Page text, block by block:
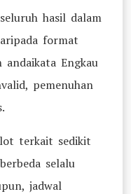
hasil dalam
format
Engkau
pemenuhan
terkait sedikit
selalu
jadwal